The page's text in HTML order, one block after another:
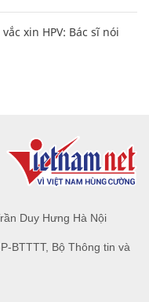
xin HPV: Bác sĩ nói
Duy Hưng Hà Nội
BTTTT, Bộ Thông tin và